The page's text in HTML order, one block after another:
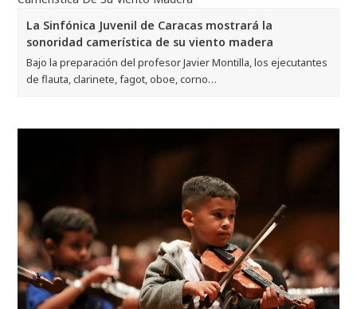
La Sinfónica Juvenil de Caracas mostrará la
sonoridad camerística de su viento madera
Bajo la preparación del profesor Javier Montilla, los ejecutantes
de flauta, clarinete, fagot, oboe, corno…